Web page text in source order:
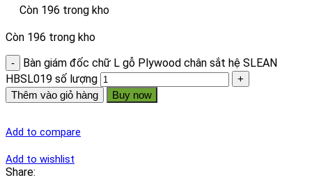
Còn 196 trong kho
Còn 196 trong kho
Bàn giám đốc chữ L gỗ Plywood chân sắt hệ SLEAN
HBSL019 số lượng
Thêm vào giỏ hàng Buy now
Add to compare
Add to wishlist
Share: